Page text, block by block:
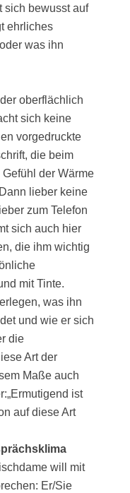
sich bewusst auf
ehrliches
was ihn
oberflächlich
sich keine
vorgedruckte
die beim
der Wärme
lieber keine
zum Telefon
sich auch hier
die ihm wichtig
mit Tinte.
was ihn
und wie er sich
die
Art der
Maße auch
ist
auf diese Art
will mit
Er/Sie